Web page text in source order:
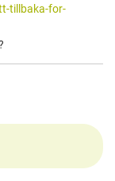
tillbaka-for-